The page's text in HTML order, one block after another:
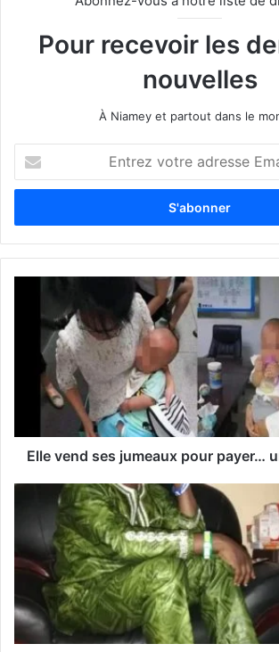
Pour recevoir les
nouvelles
À Niamey et partout dans le
t
e
z
E
l
Elle vend ses jumeaux pour payer…